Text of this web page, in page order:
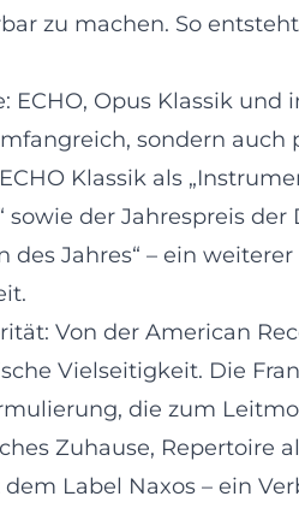
zu machen. So
ECHO, Opus Klassik
sondern
Klassik als
sowie der Jahrespreis
des Jahres“ – ein
Von der American
Vielseitigkeit. Die
die zum
Zuhause, Repertoire
Label Naxos – ein